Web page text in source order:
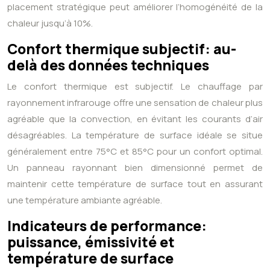
placement stratégique peut améliorer l’homogénéité de la
chaleur jusqu’à 10%.
Confort thermique subjectif: au-
delà des données techniques
Le confort thermique est subjectif. Le chauffage par
rayonnement infrarouge offre une sensation de chaleur plus
agréable que la convection, en évitant les courants d’air
désagréables. La température de surface idéale se situe
généralement entre 75°C et 85°C pour un confort optimal.
Un panneau rayonnant bien dimensionné permet de
maintenir cette température de surface tout en assurant
une température ambiante agréable.
Indicateurs de performance:
puissance, émissivité et
température de surface